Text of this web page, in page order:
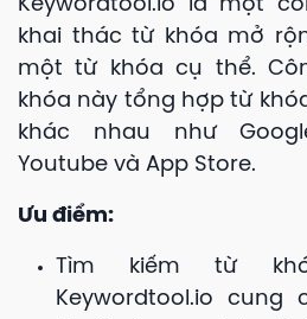
Keywordtool.io là một
khai thác từ khóa mở
một từ khóa cụ thể.
khóa này tổng hợp từ
khác nhau như
Youtube và App Store.
Ưu điểm:
Tìm kiếm từ
Keywordtool.io